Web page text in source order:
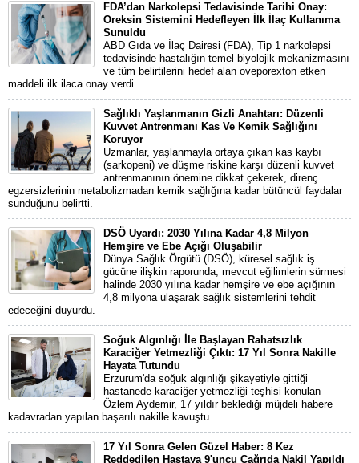
FDA’dan Narkolepsi Tedavisinde Tarihi Onay:
Oreksin Sistemini Hedefleyen İlk İlaç Kullanıma
Sunuldu
ABD Gıda ve İlaç Dairesi (FDA), Tip 1 narkolepsi
tedavisinde hastalığın temel biyolojik mekanizmasını
ve tüm belirtilerini hedef alan oveporexton etken
maddeli ilk ilaca onay verdi.
Sağlıklı Yaşlanmanın Gizli Anahtarı: Düzenli
Kuvvet Antrenmanı Kas Ve Kemik Sağlığını
Koruyor
Uzmanlar, yaşlanmayla ortaya çıkan kas kaybı
(sarkopeni) ve düşme riskine karşı düzenli kuvvet
antrenmanının önemine dikkat çekerek, direnç
egzersizlerinin metabolizmadan kemik sağlığına kadar bütüncül faydalar
sunduğunu belirtti.
DSÖ Uyardı: 2030 Yılına Kadar 4,8 Milyon
Hemşire ve Ebe Açığı Oluşabilir
Dünya Sağlık Örgütü (DSÖ), küresel sağlık iş
gücüne ilişkin raporunda, mevcut eğilimlerin sürmesi
halinde 2030 yılına kadar hemşire ve ebe açığının
4,8 milyona ulaşarak sağlık sistemlerini tehdit
edeceğini duyurdu.
Soğuk Algınlığı İle Başlayan Rahatsızlık
Karaciğer Yetmezliği Çıktı: 17 Yıl Sonra Nakille
Hayata Tutundu
Erzurum'da soğuk algınlığı şikayetiyle gittiği
hastanede karaciğer yetmezliği teşhisi konulan
Özlem Aydemir, 17 yıldır beklediği müjdeli habere
kadavradan yapılan başarılı nakille kavuştu.
17 Yıl Sonra Gelen Güzel Haber: 8 Kez
Reddedilen Hastaya 9'uncu Çağrıda Nakil Yapıldı